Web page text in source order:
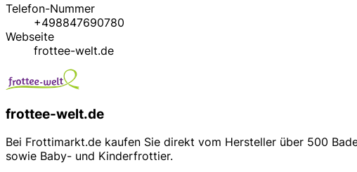
Telefon-Nummer
+498847690780
Webseite
frottee-welt.de
frottee-welt.de
Bei Frottimarkt.de kaufen Sie direkt vom Hersteller über 500
sowie Baby- und Kinderfrottier.